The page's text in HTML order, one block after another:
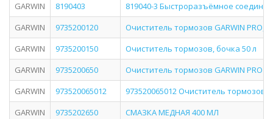
GARWIN
8190403
819040-3 Быстроразъёмное
GARWIN
9735200120
Очиститель тормозов GARWIN PRO,
GARWIN
9735200150
Очиститель тормозов, бочка 50 л
GARWIN
9735200650
Очиститель тормозов GARWIN PRO
GARWIN
973520065012
973520065012 Очиститель тормозов
GARWIN
9735202650
СМАЗКА МЕДНАЯ 400 МЛ